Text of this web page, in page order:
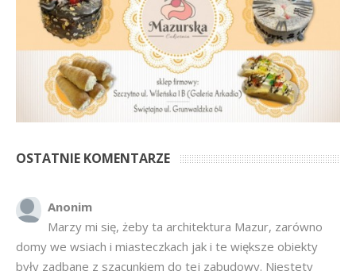
OSTATNIE KOMENTARZE
Anonim
Marzy mi się, żeby ta architektura Mazur, zarówno
domy we wsiach i miasteczkach jak i te większe obiekty
były zadbane z szacunkiem do tej zabudowy. Niestety